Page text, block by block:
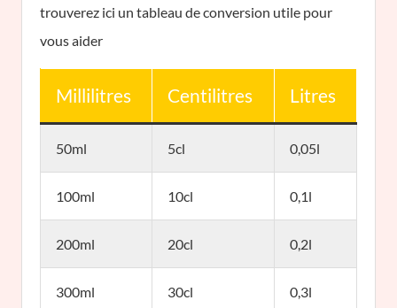
trouverez ici un tableau de conversion utile pour
vous aider
Millilitres Centilitres Litres
50ml 5cl 0,05l
100ml 10cl 0,1l
200ml 20cl 0,2l
300ml 30cl 0,3l